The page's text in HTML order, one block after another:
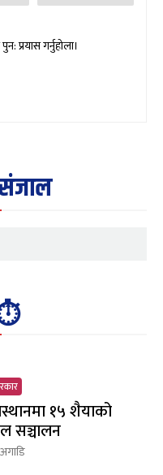
प्रयास गर्नुहोला।
१५ शैयाको
सञ्चालन